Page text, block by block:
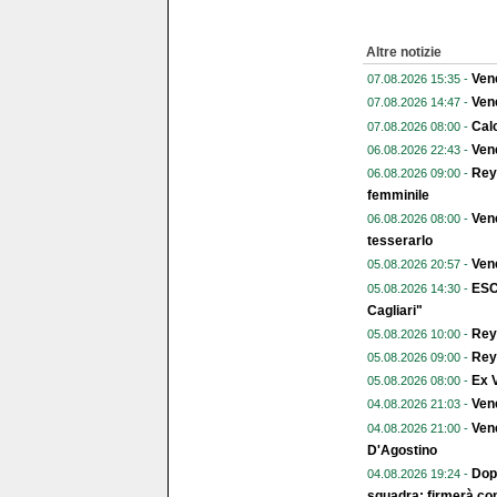
Altre notizie
07.08.2026 15:35 -
07.08.2026 14:47 -
07.08.2026 08:00 -
06.08.2026 22:43 -
06.08.2026 09:00 -
femminile
06.08.2026 08:00 -
tesserarlo
05.08.2026 20:57 -
05.08.2026 14:30 -
Cagliari"
05.08.2026 10:00 -
05.08.2026 09:00 -
05.08.2026 08:00 - Ex
04.08.2026 21:03 -
04.08.2026 21:00 -
D'Agostino
04.08.2026 19:24 -